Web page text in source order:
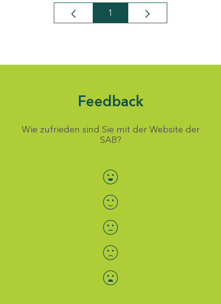
Seite
1
Feedback
Wie zufrieden sind Sie mit der Website der
SAB?
Bewertung auswählen